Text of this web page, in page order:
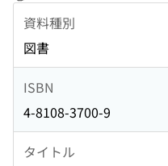
資料種別
図書
ISBN
4-8108-3700-9
タイトル